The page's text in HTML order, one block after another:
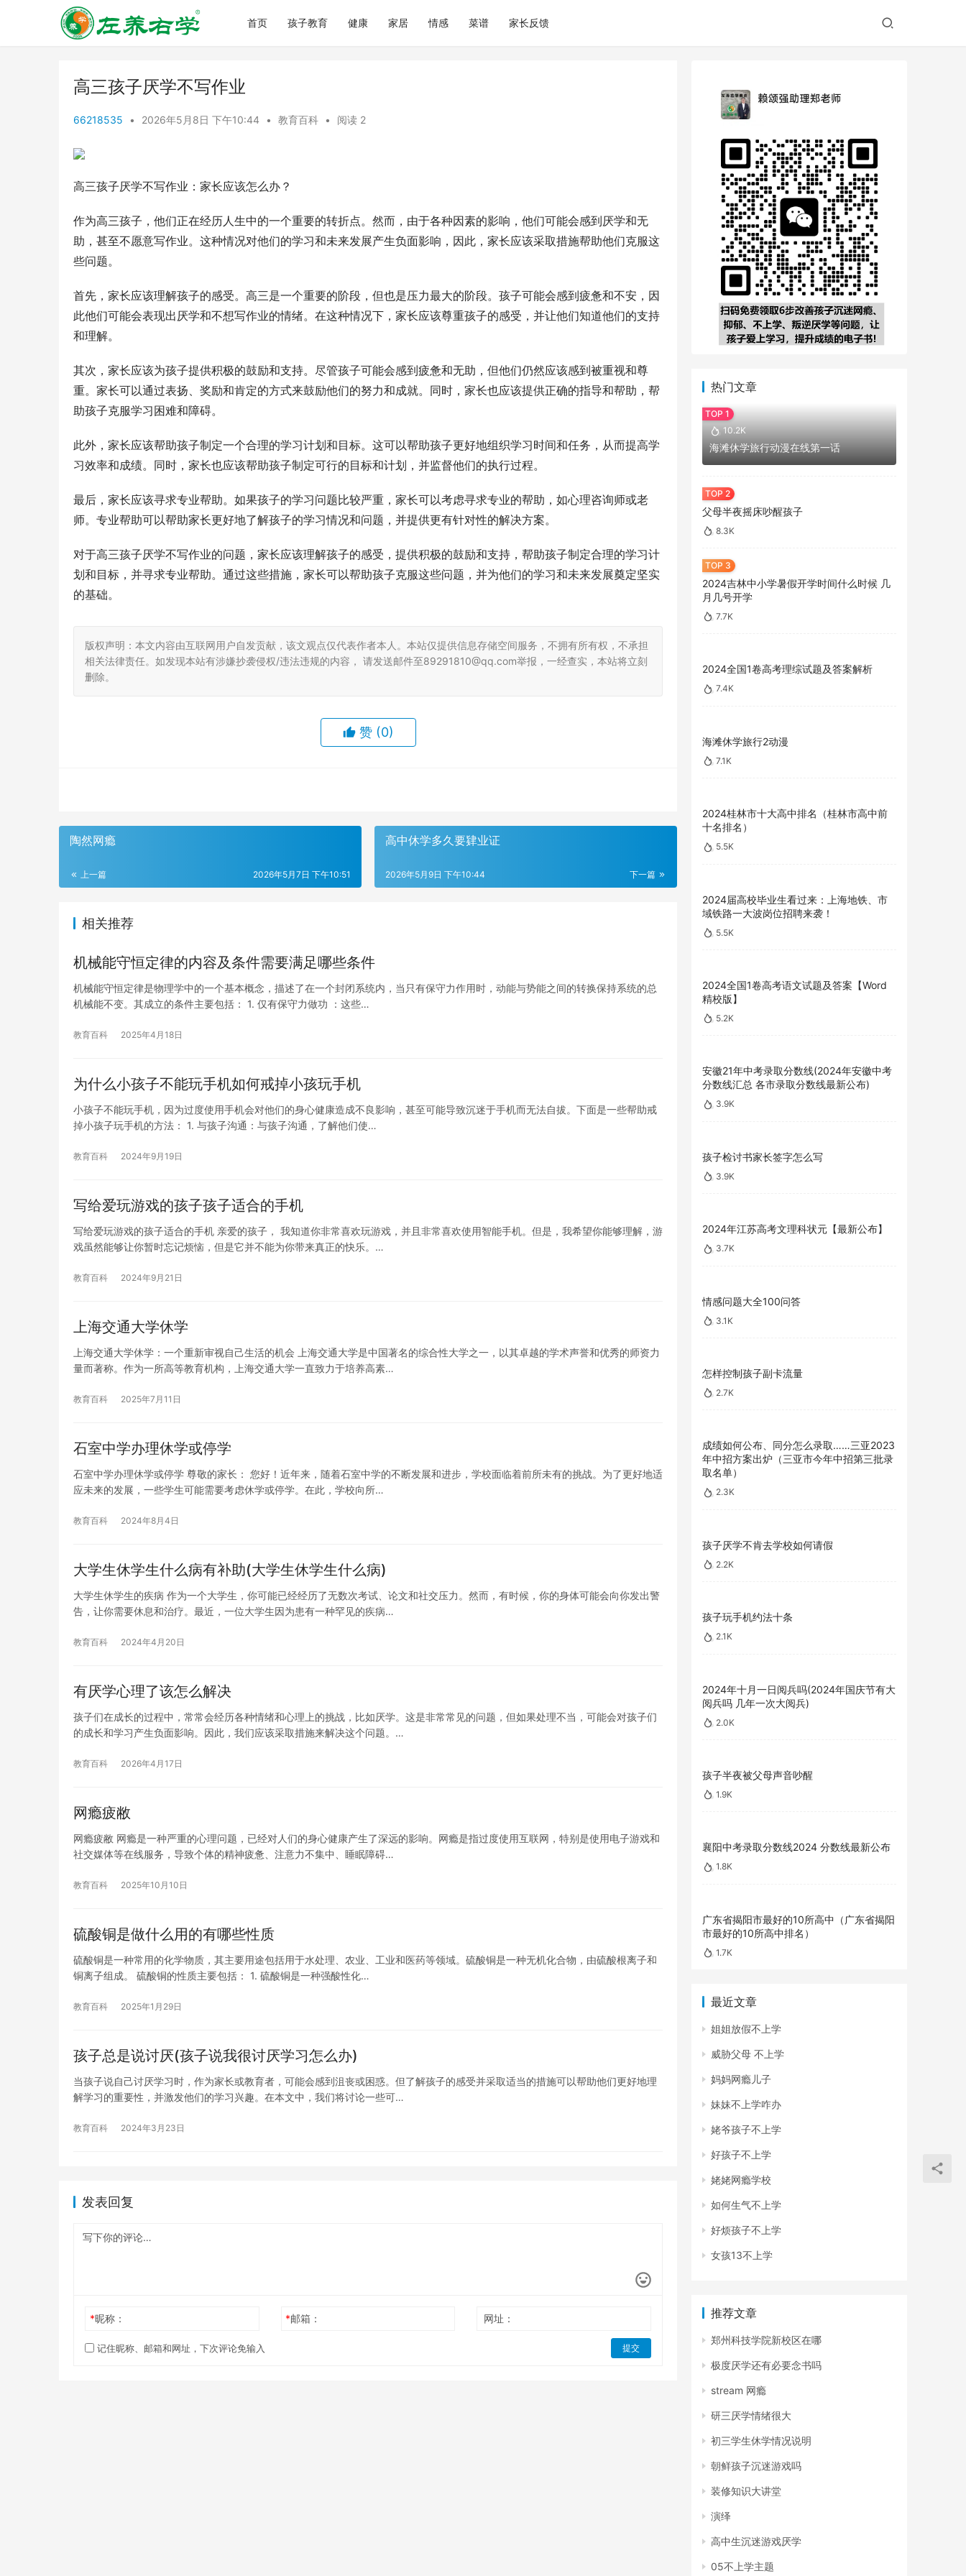
首页 孩子教育 健康 家居 情感 菜谱 家长反馈
高三孩子厌学不写作业
66218535 • 2026年5月8日 下午10:44 • 教育百科 • 阅读 2
高三孩子厌学不写作业：家长应该怎么办？
作为高三孩子，他们正在经历人生中的一个重要的转折点。然而，由于各种因素的影响，他们可能会感到厌学和无
助，甚至不愿意写作业。这种情况对他们的学习和未来发展产生负面影响，因此，家长应该采取措施帮助他们克服这
些问题。
首先，家长应该理解孩子的感受。高三是一个重要的阶段，但也是压力最大的阶段。孩子可能会感到疲惫和不安，因
此他们可能会表现出厌学和不想写作业的情绪。在这种情况下，家长应该尊重孩子的感受，并让他们知道他们的支持
和理解。
其次，家长应该为孩子提供积极的鼓励和支持。尽管孩子可能会感到疲惫和无助，但他们仍然应该感到被重视和尊
重。家长可以通过表扬、奖励和肯定的方式来鼓励他们的努力和成就。同时，家长也应该提供正确的指导和帮助，帮
助孩子克服学习困难和障碍。
此外，家长应该帮助孩子制定一个合理的学习计划和目标。这可以帮助孩子更好地组织学习时间和任务，从而提高学
习效率和成绩。同时，家长也应该帮助孩子制定可行的目标和计划，并监督他们的执行过程。
最后，家长应该寻求专业帮助。如果孩子的学习问题比较严重，家长可以考虑寻求专业的帮助，如心理咨询师或老
师。专业帮助可以帮助家长更好地了解孩子的学习情况和问题，并提供更有针对性的解决方案。
对于高三孩子厌学不写作业的问题，家长应该理解孩子的感受，提供积极的鼓励和支持，帮助孩子制定合理的学习计
划和目标，并寻求专业帮助。通过这些措施，家长可以帮助孩子克服这些问题，并为他们的学习和未来发展奠定坚实
的基础。
版权声明：本文内容由互联网用户自发贡献，该文观点仅代表作者本人。本站仅提供信息存储空间服务，不拥有所有权，不承担
相关法律责任。如发现本站有涉嫌抄袭侵权/违法违规的内容， 请发送邮件至89291810@qq.com举报，一经查实，本站将立刻
删除。
赞 (0)
陶然网瘾
上一篇 2026年5月7日 下午10:51
高中休学多久要肄业证
下一篇
2026年5月9日 下午10:44
相关推荐
机械能守恒定律的内容及条件需要满足哪些条件
机械能守恒定律是物理学中的一个基本概念，描述了在一个封闭系统内，当只有保守力作用时，动能与势能之间的转换保持系统的总
机械能不变。其成立的条件主要包括： 1. 仅有保守力做功 ：这些…
教育百科 2025年4月18日
为什么小孩子不能玩手机如何戒掉小孩玩手机
小孩子不能玩手机，因为过度使用手机会对他们的身心健康造成不良影响，甚至可能导致沉迷于手机而无法自拔。下面是一些帮助戒
掉小孩子玩手机的方法： 1. 与孩子沟通：与孩子沟通，了解他们使…
教育百科 2024年9月19日
写给爱玩游戏的孩子孩子适合的手机
写给爱玩游戏的孩子适合的手机 亲爱的孩子， 我知道你非常喜欢玩游戏，并且非常喜欢使用智能手机。但是，我希望你能够理解，游
戏虽然能够让你暂时忘记烦恼，但是它并不能为你带来真正的快乐。…
教育百科 2024年9月21日
上海交通大学休学
上海交通大学休学：一个重新审视自己生活的机会 上海交通大学是中国著名的综合性大学之一，以其卓越的学术声誉和优秀的师资力
量而著称。作为一所高等教育机构，上海交通大学一直致力于培养高素…
教育百科 2025年7月11日
石室中学办理休学或停学
石室中学办理休学或停学 尊敬的家长： 您好！近年来，随着石室中学的不断发展和进步，学校面临着前所未有的挑战。为了更好地适
应未来的发展，一些学生可能需要考虑休学或停学。在此，学校向所…
教育百科 2024年8月4日
大学生休学生什么病有补助(大学生休学生什么病)
大学生休学生的疾病 作为一个大学生，你可能已经经历了无数次考试、论文和社交压力。然而，有时候，你的身体可能会向你发出警
告，让你需要休息和治疗。最近，一位大学生因为患有一种罕见的疾病…
教育百科 2024年4月20日
有厌学心理了该怎么解决
孩子们在成长的过程中，常常会经历各种情绪和心理上的挑战，比如厌学。这是非常常见的问题，但如果处理不当，可能会对孩子们
的成长和学习产生负面影响。因此，我们应该采取措施来解决这个问题。…
教育百科 2026年4月17日
网瘾疲敝
网瘾疲敝 网瘾是一种严重的心理问题，已经对人们的身心健康产生了深远的影响。网瘾是指过度使用互联网，特别是使用电子游戏和
社交媒体等在线服务，导致个体的精神疲惫、注意力不集中、睡眠障碍…
教育百科 2025年10月10日
硫酸铜是做什么用的有哪些性质
硫酸铜是一种常用的化学物质，其主要用途包括用于水处理、农业、工业和医药等领域。硫酸铜是一种无机化合物，由硫酸根离子和
铜离子组成。 硫酸铜的性质主要包括： 1. 硫酸铜是一种强酸性化…
教育百科 2025年1月29日
孩子总是说讨厌(孩子说我很讨厌学习怎么办)
当孩子说自己讨厌学习时，作为家长或教育者，可能会感到沮丧或困惑。但了解孩子的感受并采取适当的措施可以帮助他们更好地理
解学习的重要性，并激发他们的学习兴趣。在本文中，我们将讨论一些可…
教育百科 2024年3月23日
发表回复
*昵称： *邮箱： 网址：
记住昵称、邮箱和网址，下次评论免输入 提交
热门文章
10.2K
海滩休学旅行动漫在线第一话
父母半夜摇床吵醒孩子
8.3K
2024吉林中小学暑假开学时间什么时候 几
月几号开学
7.7K
2024全国1卷高考理综试题及答案解析
7.4K
海滩休学旅行2动漫
7.1K
2024桂林市十大高中排名（桂林市高中前
十名排名）
5.5K
2024届高校毕业生看过来：上海地铁、市
域铁路一大波岗位招聘来袭！
5.5K
2024全国1卷高考语文试题及答案【Word
精校版】
5.2K
安徽21年中考录取分数线(2024年安徽中考
分数线汇总 各市录取分数线最新公布)
3.9K
孩子检讨书家长签字怎么写
3.9K
2024年江苏高考文理科状元【最新公布】
3.7K
情感问题大全100问答
3.1K
怎样控制孩子副卡流量
2.7K
成绩如何公布、同分怎么录取……三亚2023
年中招方案出炉（三亚市今年中招第三批录
取名单）
2.3K
孩子厌学不肯去学校如何请假
2.2K
孩子玩手机约法十条
2.1K
2024年十月一日阅兵吗(2024年国庆节有大
阅兵吗 几年一次大阅兵)
2.0K
孩子半夜被父母声音吵醒
1.9K
襄阳中考录取分数线2024 分数线最新公布
1.8K
广东省揭阳市最好的10所高中（广东省揭阳
市最好的10所高中排名）
1.7K
最近文章
姐姐放假不上学
威胁父母 不上学
妈妈网瘾儿子
妹妹不上学咋办
姥爷孩子不上学
好孩子不上学
姥姥网瘾学校
如何生气不上学
好烦孩子不上学
女孩13不上学
推荐文章
郑州科技学院新校区在哪
极度厌学还有必要念书吗
stream 网瘾
研三厌学情绪很大
初三学生休学情况说明
朝鲜孩子沉迷游戏吗
装修知识大讲堂
演绎
高中生沉迷游戏厌学
05不上学主题